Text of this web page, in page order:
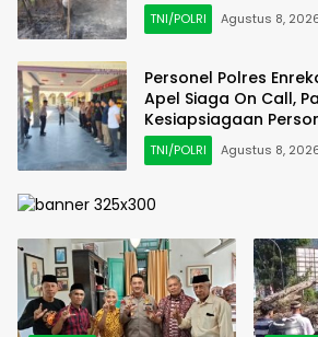
TNI/POLRI Agustus 8,
Personel Polres
Apel Siaga On Call,
Kesiapsiagaan
TNI/POLRI Agustus 8,